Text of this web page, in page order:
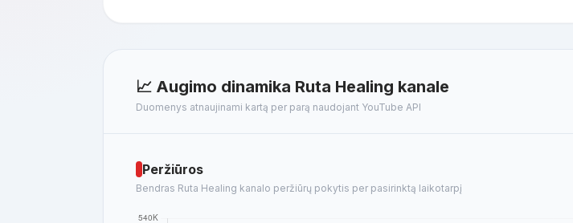
📈 Augimo dinamika Ruta Healing kanale
Duomenys atnaujinami kartą per parą naudojant YouTube API
Peržiūros
Bendras Ruta Healing kanalo peržiūrų pokytis per pasirinktą laikotarpį